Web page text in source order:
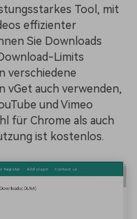
Tool, mit
effizienter
Sie Downloads
Limits
verschiedene
vGet auch verwenden,
und Vimeo
für Chrome als auch
ist kostenlos.